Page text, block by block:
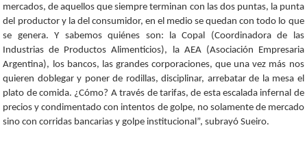
mercados, de aquellos que siempre terminan con las dos puntas, la punta
del productor y la del consumidor, en el medio se quedan con todo lo que
se genera. Y sabemos quiénes son: la Copal (Coordinadora de las
Industrias de Productos Alimenticios), la AEA (Asociación Empresaria
Argentina), los bancos, las grandes corporaciones, que una vez más nos
quieren doblegar y poner de rodillas, disciplinar, arrebatar de la mesa el
plato de comida. ¿Cómo? A través de tarifas, de esta escalada infernal de
precios y condimentado con intentos de golpe, no solamente de mercado
sino con corridas bancarias y golpe institucional”, subrayó Sueiro.